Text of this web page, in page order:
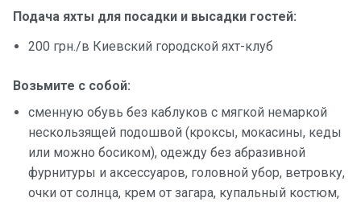
Подача яхты для посадки и высадки гостей:
200 грн./в Киевский городской яхт-клуб
Возьмите с собой:
сменную обувь без каблуков с мягкой немаркой
нескользящей подошвой (кроксы, мокасины, кеды
или можно босиком), одежду без абразивной
фурнитуры и аксессуаров, головной убор, ветровку,
очки от солнца, крем от загара, купальный костюм,